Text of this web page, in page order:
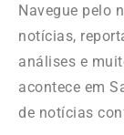
Navegue pelo
notícias,
análises e
acontece em
de notícias